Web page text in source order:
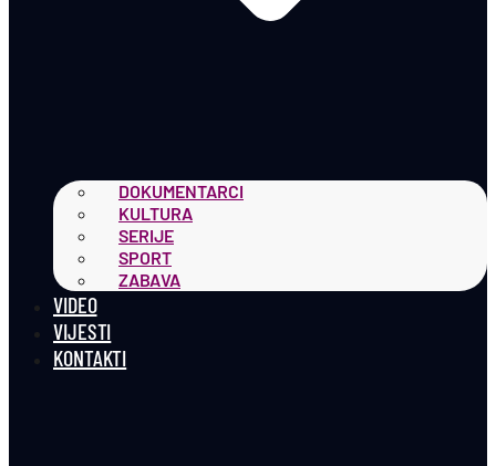
DOKUMENTARCI
KULTURA
SERIJE
SPORT
ZABAVA
VIDEO
VIJESTI
KONTAKTI